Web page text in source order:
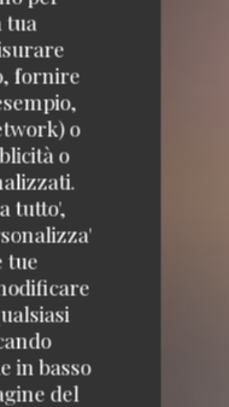
tua
fornire
o
o
tutto',
tue
in basso
del
64000 PAU